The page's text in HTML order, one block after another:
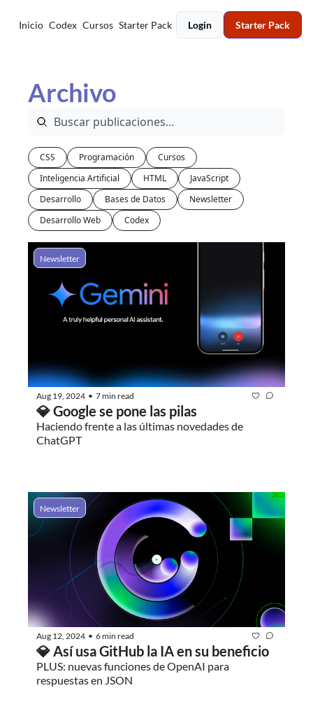
Inicio Codex Cursos Starter Pack Login Starter Pack
Archivo
CSS Programación
Cursos
Inteligencia Artificial
HTML
JavaScript
Desarrollo
Bases de Datos
Newsletter
Desarrollo Web
Codex
Newsletter
Aug 19, 2024 • 7 min read
💎 Google se pone las pilas
Haciendo frente a las últimas novedades de
ChatGPT
Newsletter
Aug 12, 2024 • 6 min read
💎 Así usa GitHub la IA en su beneficio
PLUS: nuevas funciones de OpenAI para
respuestas en JSON